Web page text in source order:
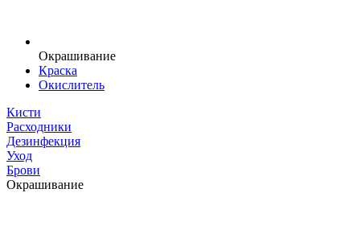
Окрашивание
Краска
Окислитель
Кисти
Расходники
Дезинфекция
Уход
Брови
Окрашивание